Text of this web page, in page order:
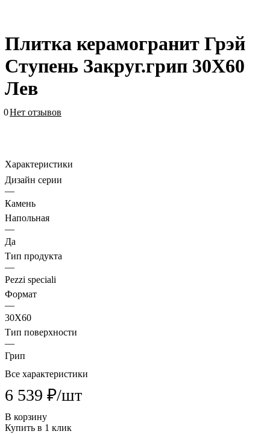
Плитка керамогранит Грэй
Ступень Закруг.грип 30X60
Лев
0Нет отзывов
Характеристики
Дизайн серии
—
Камень
Напольная
—
Да
Тип продукта
—
Pezzi speciali
Формат
—
30X60
Тип поверхности
—
Грип
Все характеристики
6 539 ₽/шт
В корзину
Купить в 1 клик